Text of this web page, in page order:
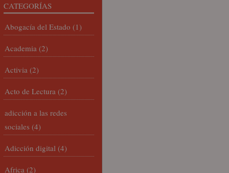
CATEGORÍAS
Abogacía del Estado (1)
Academia (2)
Activia (2)
Acto de Lectura (2)
adicción a las redes
sociales (4)
Adicción digital (4)
Africa (2)